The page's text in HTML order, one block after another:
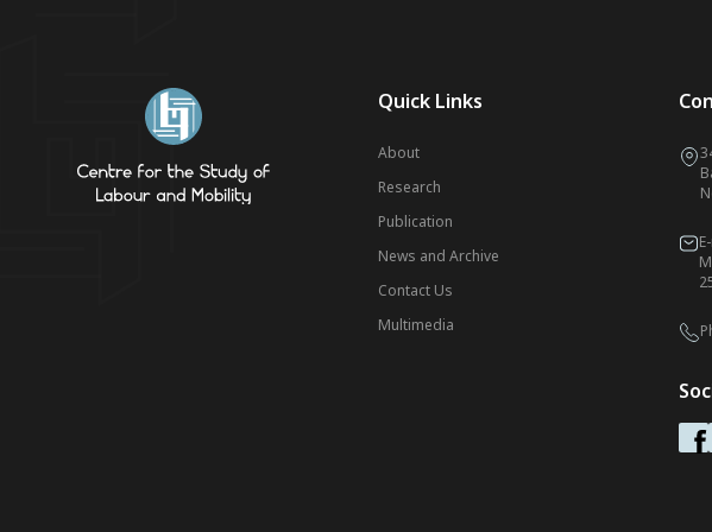
Quick Links
About
Research
Publication
News and Archive
Contact Us
Multimedia